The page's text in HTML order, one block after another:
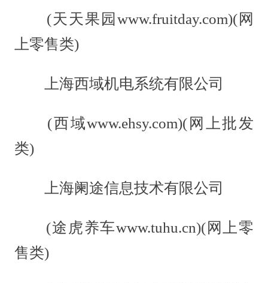
(天天果园www.fruitday.com)(网
上零售类)
上海西域机电系统有限公司
(西域www.ehsy.com)(网上批发
类)
上海阑途信息技术有限公司
(途虎养车www.tuhu.cn)(网上零
售类)